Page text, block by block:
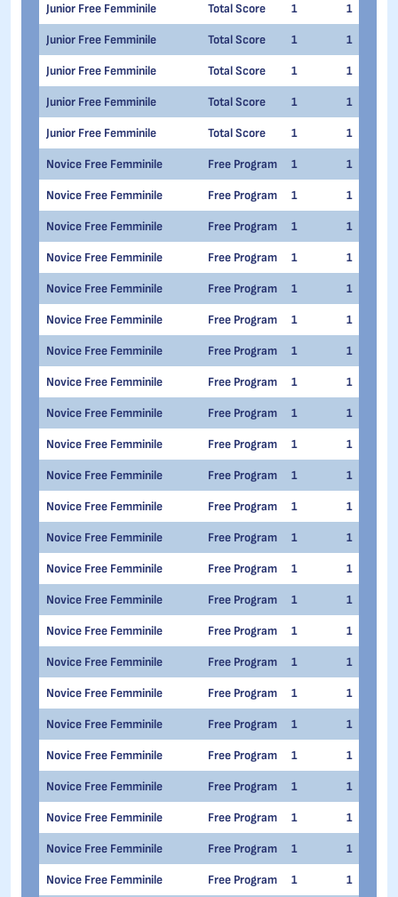
Junior Free Femminile Total Score 1 1
Junior Free Femminile Total Score 1 1
Junior Free Femminile Total Score 1 1
Junior Free Femminile Total Score 1 1
Junior Free Femminile Total Score 1 1
Novice Free Femminile Free Program 1 1
Novice Free Femminile Free Program 1 1
Novice Free Femminile Free Program 1 1
Novice Free Femminile Free Program 1 1
Novice Free Femminile Free Program 1 1
Novice Free Femminile Free Program 1 1
Novice Free Femminile Free Program 1 1
Novice Free Femminile Free Program 1 1
Novice Free Femminile Free Program 1 1
Novice Free Femminile Free Program 1 1
Novice Free Femminile Free Program 1 1
Novice Free Femminile Free Program 1 1
Novice Free Femminile Free Program 1 1
Novice Free Femminile Free Program 1 1
Novice Free Femminile Free Program 1 1
Novice Free Femminile Free Program 1 1
Novice Free Femminile Free Program 1 1
Novice Free Femminile Free Program 1 1
Novice Free Femminile Free Program 1 1
Novice Free Femminile Free Program 1 1
Novice Free Femminile Free Program 1 1
Novice Free Femminile Free Program 1 1
Novice Free Femminile Free Program 1 1
Novice Free Femminile Free Program 1 1